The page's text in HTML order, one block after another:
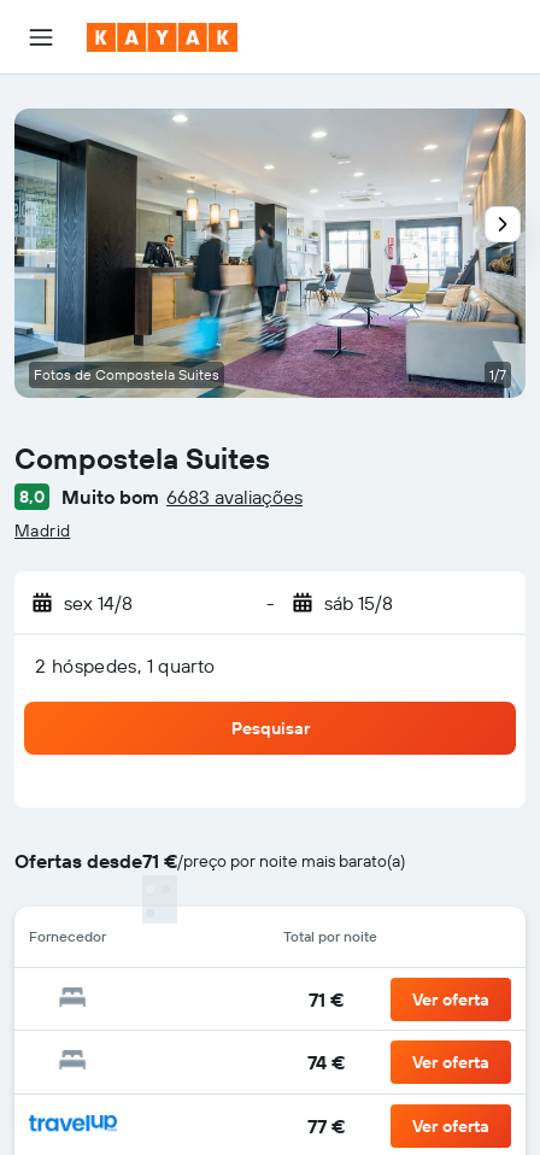
Compostela Suites
Classificação: 0
8,0 Muito bom 6683 avaliações
Madrid
sex 14/8 - sáb 15/8
2 hóspedes, 1 quarto
Pesquisar
Ofertas desde71 €/preço por noite mais barato(a)
Fornecedor Total por noite
71 € Ver oferta
74 € Ver oferta
77 € Ver oferta
Fotos de Compostela Suites 1/7